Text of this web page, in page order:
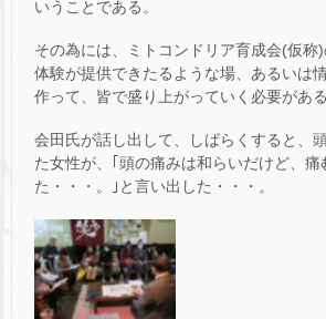
いうことである。
その為には、ミトコンドリア育成会(仮称
体験が提供できたるような場、あるいは
作って、皆で盛り上がっていく必要がある
会田氏が話し出して、しばらくすると、
た女性が、｢頭の痛みは和らいだけど、痛
た・・・。｣と言い出した・・・。